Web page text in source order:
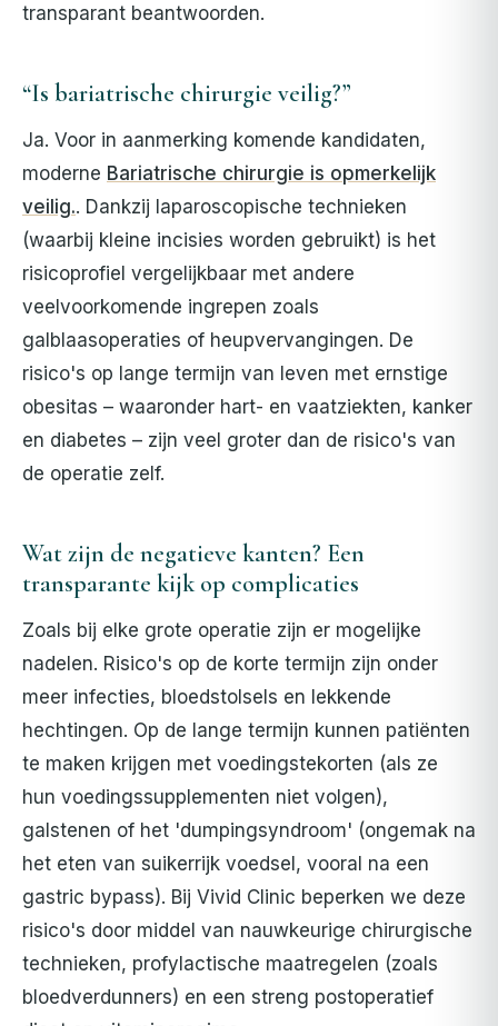
transparant beantwoorden.
“Is bariatrische chirurgie veilig?”
Ja. Voor in aanmerking komende kandidaten,
moderne Bariatrische chirurgie is opmerkelijk
veilig.. Dankzij laparoscopische technieken
(waarbij kleine incisies worden gebruikt) is het
risicoprofiel vergelijkbaar met andere
veelvoorkomende ingrepen zoals
galblaasoperaties of heupvervangingen. De
risico's op lange termijn van leven met ernstige
obesitas – waaronder hart- en vaatziekten, kanker
en diabetes – zijn veel groter dan de risico's van
de operatie zelf.
Wat zijn de negatieve kanten? Een
transparante kijk op complicaties
Zoals bij elke grote operatie zijn er mogelijke
nadelen. Risico's op de korte termijn zijn onder
meer infecties, bloedstolsels en lekkende
hechtingen. Op de lange termijn kunnen patiënten
te maken krijgen met voedingstekorten (als ze
hun voedingssupplementen niet volgen),
galstenen of het 'dumpingsyndroom' (ongemak na
het eten van suikerrijk voedsel, vooral na een
gastric bypass). Bij Vivid Clinic beperken we deze
risico's door middel van nauwkeurige chirurgische
technieken, profylactische maatregelen (zoals
bloedverdunners) en een streng postoperatief